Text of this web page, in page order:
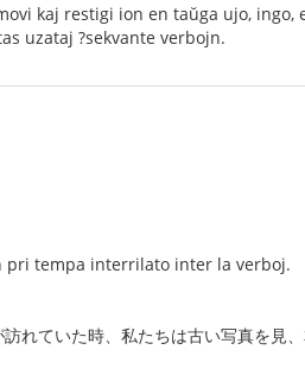
kaj restigi ion en taŭga ujo, ingo,
uzataj ?sekvante verbojn.
pri tempa interrilato inter la verboj.
れていた時、私たちは古い写真を見